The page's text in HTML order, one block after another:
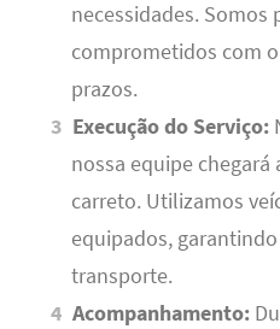
necessidades. Somos
comprometidos com
prazos.
Execução do Serviço:
nossa equipe
carreto. Utilizamos
equipados,
transporte.
Acompanhamento: